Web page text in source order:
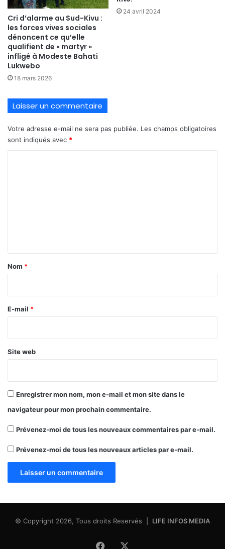
Cri d’alarme au Sud-Kivu :
les forces vives sociales
dénoncent ce qu’elle
qualifient de « martyr »
infligé à Modeste Bahati
Lukwebo
18 mars 2026
24 avril 2024
Laisser un commentaire
Votre adresse e-mail ne sera pas publiée. Les champs obligatoires
sont indiqués avec *
a
e
Nom *
E-mail *
Site web
Enregistrer mon nom, mon e-mail et mon site dans le
navigateur pour mon prochain commentaire.
Prévenez-moi de tous les nouveaux commentaires par e-mail.
Prévenez-moi de tous les nouveaux articles par e-mail.
© Copyright 2026, Tous droits Reservés | LIFE INFOS MEDIA
Facebook